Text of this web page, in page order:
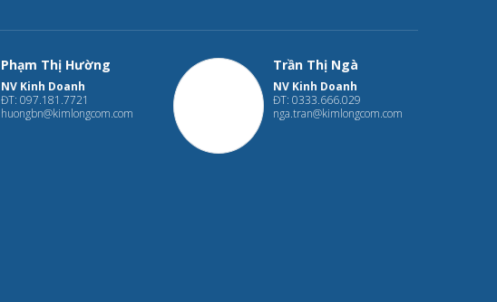
Phạm Thị Hường
NV Kinh Doanh
ĐT: 097.181.7721
huongbn@kimlongcom.com
Trần Thị Ngà
NV Kinh Doanh
ĐT: 0333.666.029
nga.tran@kimlongcom.com